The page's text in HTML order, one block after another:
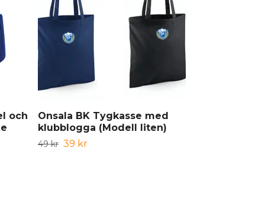
och
Onsala BK Tygkasse med
klubblogga (Modell liten)
49 kr 39 kr